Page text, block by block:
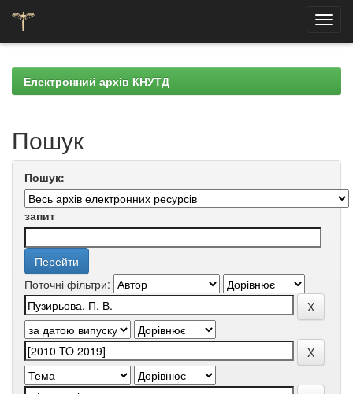
navigationЕлектронний архів КНУТД
Пошук
Пошук:
запит
Поточні фільтри: